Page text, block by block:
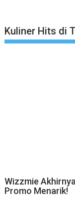
Kuliner Hits di
Wizzmie
Promo Menarik!